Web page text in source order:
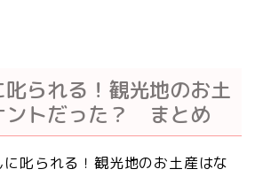
られる！観光地のお土
ントだった？ まとめ
叱られる！観光地のお土産はな